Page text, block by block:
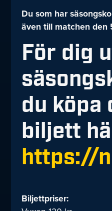
Du som har
även till matchen den
För dig
du köpa
biljett
https://
Biljettpriser: